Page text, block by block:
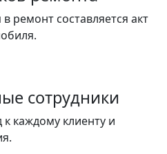
ремонт составляется акт
сотрудники
каждому клиенту и